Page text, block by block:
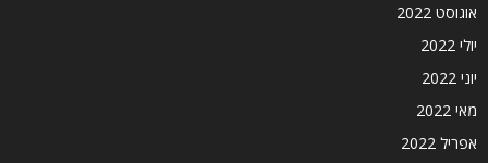
אוגוסט 2022
יולי 2022
יוני 2022
מאי 2022
אפריל 2022